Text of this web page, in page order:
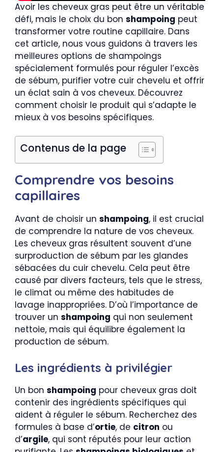
Avoir les cheveux gras peut être un véritable
défi, mais le choix du bon shampoing peut
transformer votre routine capillaire. Dans
cet article, nous vous guidons à travers les
meilleures options de shampoings
spécialement formulés pour réguler l’excès
de sébum, purifier votre cuir chevelu et offrir
un éclat sain à vos cheveux. Découvrez
comment choisir le produit qui s’adapte le
mieux à vos besoins spécifiques.
Contenus de la page
Comprendre vos besoins
capillaires
Avant de choisir un shampoing, il est crucial
de comprendre la nature de vos cheveux.
Les cheveux gras résultent souvent d’une
surproduction de sébum par les glandes
sébacées du cuir chevelu. Cela peut être
causé par divers facteurs, tels que le stress,
le climat ou même des habitudes de
lavage inappropriées. D’où l’importance de
trouver un shampoing qui non seulement
nettoie, mais qui équilibre également la
production de sébum.
Les ingrédients à privilégier
Un bon shampoing pour cheveux gras doit
contenir des ingrédients spécifiques qui
aident à réguler le sébum. Recherchez des
formules à base d’ortie, de citron ou
d’argile, qui sont réputés pour leur action